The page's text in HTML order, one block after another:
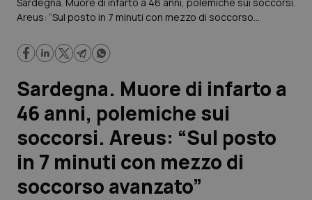
Regioni e Asl
Lavoro e Professioni
Scienza e Farmaci
Studi e Analisi
Lettere al direttore
Areus: “Sul posto in 7 minuti con mezzo di soccorso
Sardegna. Muore di infarto a
46 anni, polemiche sui
soccorsi. Areus: “Sul posto
in 7 minuti con mezzo di
soccorso avanzato”